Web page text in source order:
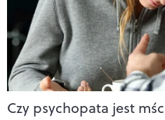
Czy psychopata jest